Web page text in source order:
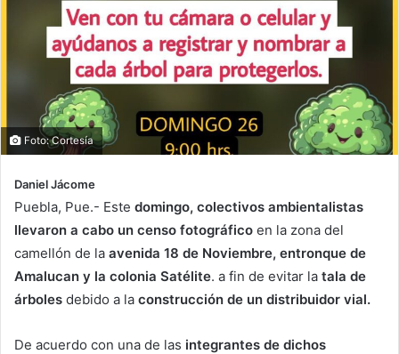
Foto: Cortesía
Daniel Jácome
Puebla, Pue.- Este domingo, colectivos ambientalistas
llevaron a cabo un censo fotográfico en la zona del
camellón de la avenida 18 de Noviembre, entronque de
Amalucan y la colonia Satélite. a fin de evitar la tala de
árboles debido a la construcción de un distribuidor vial.
De acuerdo con una de las integrantes de dichos